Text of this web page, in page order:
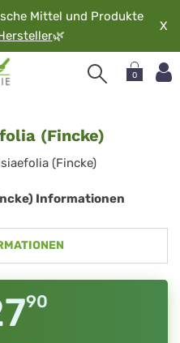
Mittel und Produkte
🌿
X
0
(Fincke)
(Fincke)
Informationen
90